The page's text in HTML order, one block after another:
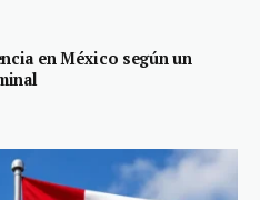
en México según un